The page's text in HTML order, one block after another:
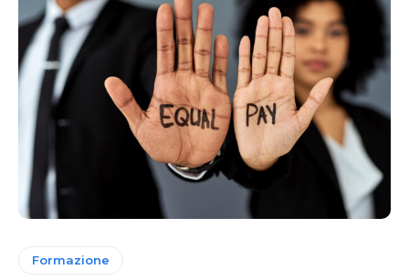
Formazione